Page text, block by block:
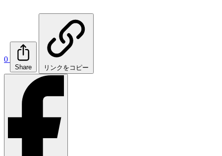
0
Share リンクをコピー